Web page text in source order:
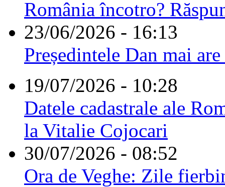
România încotro?
23/06/2026 - 16:13
Președintele Dan mai
19/07/2026 - 10:28
Datele cadastrale ale
la Vitalie Cojocari
30/07/2026 - 08:52
Ora de Veghe: Zile